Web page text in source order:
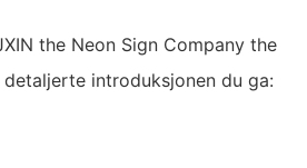
the Neon Sign Company the
introduksjonen du ga: